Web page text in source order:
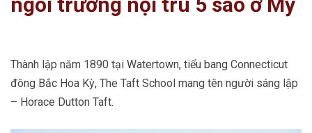
Thành lập năm 1890 tại Watertown, tiểu bang Connecticut
đông Bắc Hoa Kỳ, The Taft School mang tên người sáng lập
– Horace Dutton Taft.